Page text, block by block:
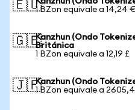
🇪🇺1 BZon equivale a 14,24
🇬🇧Kanzhun (Ondo
Británica
1 BZon equivale a 12,19 £
🇯🇵Kanzhun (Ondo
1 BZon equivale a